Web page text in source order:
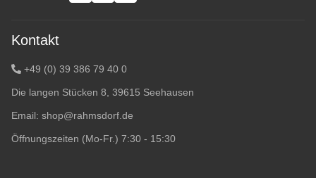
Kontakt
+49 (0) 39 386 79 40 0
Die langen Stücken 8, 39615 Seehausen
Email: shop@rahmsdorf.de
Öffnungszeiten (Mo-Fr.) 7:30 - 15:30